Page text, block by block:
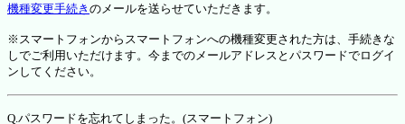
機種変更手続き のメールを送らせていただきます。
※スマートフォンからスマートフォンへの機種変更された方は、手続きな
しでご利用いただけます。今までのメールアドレスとパスワードでログイ
ンしてください。
Q.パスワードを忘れてしまった。(スマートフォン)